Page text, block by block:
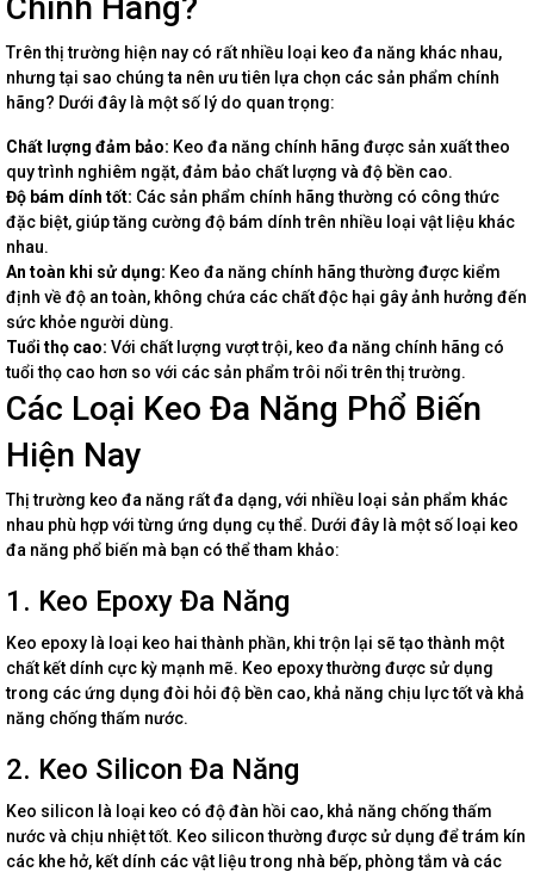
Trên thị trường hiện nay có rất nhiều loại keo đa năng khác nhau,
nhưng tại sao chúng ta nên ưu tiên lựa chọn các sản phẩm chính
hãng? Dưới đây là một số lý do quan trọng:
Chất lượng đảm bảo: Keo đa năng chính hãng được sản xuất theo
quy trình nghiêm ngặt, đảm bảo chất lượng và độ bền cao.
Độ bám dính tốt: Các sản phẩm chính hãng thường có công thức
đặc biệt, giúp tăng cường độ bám dính trên nhiều loại vật liệu khác
nhau.
An toàn khi sử dụng: Keo đa năng chính hãng thường được kiểm
định về độ an toàn, không chứa các chất độc hại gây ảnh hưởng đến
sức khỏe người dùng.
Tuổi thọ cao: Với chất lượng vượt trội, keo đa năng chính hãng có
tuổi thọ cao hơn so với các sản phẩm trôi nổi trên thị trường.
Các Loại Keo Đa Năng Phổ Biến
Hiện Nay
Thị trường keo đa năng rất đa dạng, với nhiều loại sản phẩm khác
nhau phù hợp với từng ứng dụng cụ thể. Dưới đây là một số loại keo
đa năng phổ biến mà bạn có thể tham khảo:
1. Keo Epoxy Đa Năng
Keo epoxy là loại keo hai thành phần, khi trộn lại sẽ tạo thành một
chất kết dính cực kỳ mạnh mẽ. Keo epoxy thường được sử dụng
trong các ứng dụng đòi hỏi độ bền cao, khả năng chịu lực tốt và khả
năng chống thấm nước.
2. Keo Silicon Đa Năng
Keo silicon là loại keo có độ đàn hồi cao, khả năng chống thấm
nước và chịu nhiệt tốt. Keo silicon thường được sử dụng để trám kín
các khe hở, kết dính các vật liệu trong nhà bếp, phòng tắm và các